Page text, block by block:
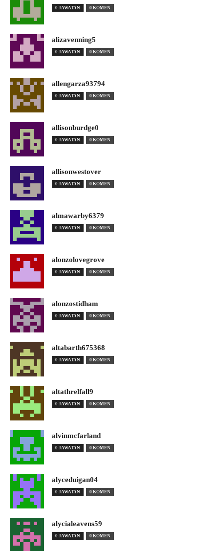
0 JAWATAN 0 KOMEN
alizavenning5
0 JAWATAN 0 KOMEN
allengarza93794
0 JAWATAN 0 KOMEN
allisonburdge0
0 JAWATAN 0 KOMEN
allisonwestover
0 JAWATAN 0 KOMEN
almawarby6379
0 JAWATAN 0 KOMEN
alonzolovegrove
0 JAWATAN 0 KOMEN
alonzostidham
0 JAWATAN 0 KOMEN
altabarth675368
0 JAWATAN 0 KOMEN
altathrelfall9
0 JAWATAN 0 KOMEN
alvinmcfarland
0 JAWATAN 0 KOMEN
alyceduigan04
0 JAWATAN 0 KOMEN
alycialeavens59
0 JAWATAN 0 KOMEN